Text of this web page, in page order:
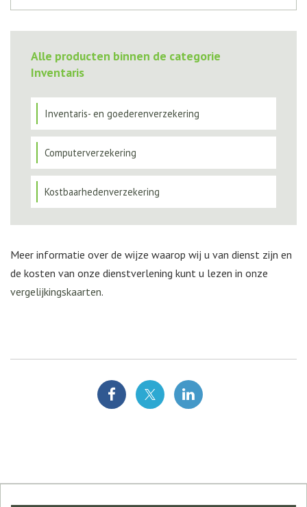
Alle producten binnen de categorie
Inventaris
Inventaris- en goederenverzekering
Computerverzekering
Kostbaarhedenverzekering
Meer informatie over de wijze waarop wij u van dienst zijn en
de kosten van onze dienstverlening kunt u lezen in onze
vergelijkingskaarten.